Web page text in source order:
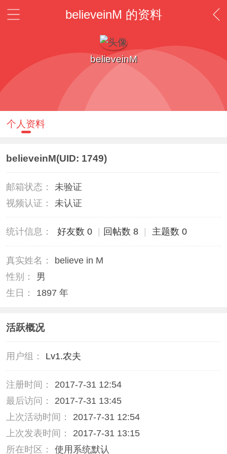
believeinM 的资料
believeinM
个人资料
believeinM(UID: 1749)
邮箱状态：
未验证
视频认证：
未认证
统计信息： 好友数 0 回帖数 8 主题数 0
真实姓名：
believe in M
性别：
男
生日：
1897 年
活跃概况
用户组： Lv1.农夫
注册时间：
2017-7-31 12:54
最后访问：
2017-7-31 13:45
上次活动时间：
2017-7-31 12:54
上次发表时间：
2017-7-31 13:15
所在时区：
使用系统默认